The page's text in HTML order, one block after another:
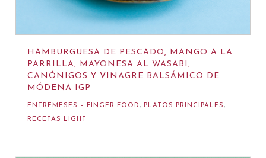
HAMBURGUESA DE PESCADO, MANGO A LA
PARRILLA, MAYONESA AL WASABI,
CANÓNIGOS Y VINAGRE BALSÁMICO DE
MÓDENA IGP
ENTREMESES – FINGER FOOD, PLATOS PRINCIPALES,
RECETAS LIGHT